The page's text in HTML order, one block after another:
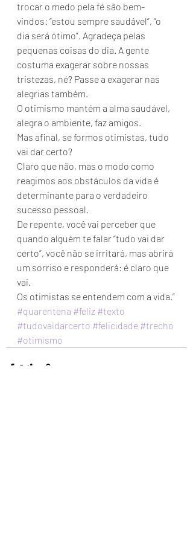
trocar o medo pela fé são bem-
vindos: “estou sempre saudável”, “o
dia será ótimo”. Agradeça pelas
pequenas coisas do dia. A gente
costuma exagerar sobre nossas
tristezas, né? Passe a exagerar nas
alegrias também.
O otimismo mantém a alma saudável,
alegra o ambiente, faz amigos.
Mas afinal, se formos otimistas, tudo
vai dar certo?
Claro que não, mas o modo como
reagimos aos obstáculos da vida é
determinante para o verdadeiro
sucesso pessoal.
De repente, você vai perceber que
quando alguém te falar “tudo vai dar
certo”, você não se irritará, mas abrirá
um sorriso e responderá: é claro que
vai.
Os otimistas se entendem com a vida.”
#quarentena #feliz #texto
#tudovaidarcerto #felicidade #trecho
#otimismo